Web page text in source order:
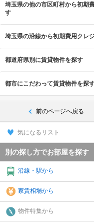
埼玉県の他の市区町村から初期
す
埼玉県の沿線から初期費用クレ
都道府県別に賃貸物件を探す
都市にこだわって賃貸物件を探
前のページへ戻る
気になるリスト
別の探し方でお部屋を探す
沿線・駅から
家賃相場から
物件特集から